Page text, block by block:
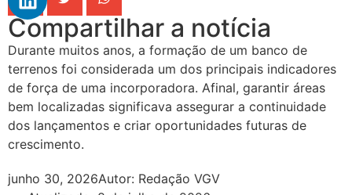
Compartilhar a notícia
Durante muitos anos, a formação de um banco de
terrenos foi considerada um dos principais indicadores
de força de uma incorporadora. Afinal, garantir áreas
bem localizadas significava assegurar a continuidade
dos lançamentos e criar oportunidades futuras de
crescimento.
junho 30, 2026Autor: Redação VGV